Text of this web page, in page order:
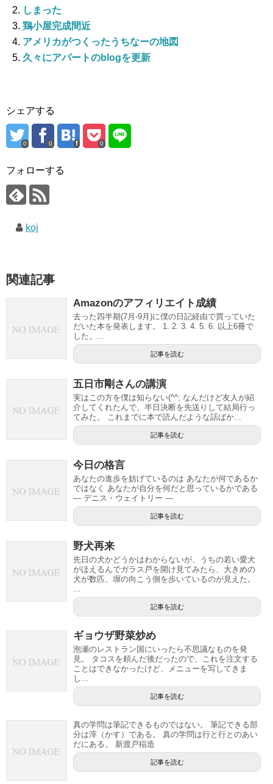
しまった
鶏小屋完成間近
アメリカがつくったうちなーの地図
久々にアパートのblogを更新
シェアする
0 0 0
フォローする
koj
関連記事
Amazonのアフィリエイト成績
去った四半期(7月-9月)に僕の日記経由で買っていた
だいた本を発表します。 1. 2. 3. 4. 5. 6. 以上6冊で
した。...
記事を読む
五日市剛さんの講演
実はこの方を僕は知らない(^^; なんだけど友人が紹
介してくれたんで、半日決断を先送りして結局行っ
てみた。 これまでに本で読んだような話ばか...
記事を読む
今日の格言
あなたの進歩を妨げているのは あなたが何であるか
ではなく あなたが自分を何だと思っているかである
— デニス・ウェイトリー —
記事を読む
野犬再来
先日の犬かどうかはわからないが、うちの若い愛犬
がほえるんでガラス戸を開け見てみたら、大きめの
犬が数匹、塀の向こう側を歩いているのが見えた。
記事を読む
ギョウザ野菜炒め
泡瀬のレストラン国にいったら不思議なものを発
見。 タコスを頼んだ後だったので、これを注文する
ことはできなかったけど、メニューを写してきま
し...
記事を読む
真の学問は筆記できるものではない。 筆記できる部
分は滓（かす）である。 真の学問は行と行とのあい
だにある。 新渡戸稲造
記事を読む